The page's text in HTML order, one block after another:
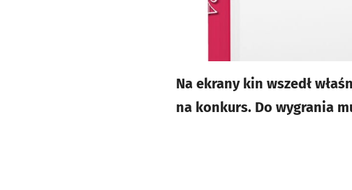
Na ekrany kin wszedł
na konkurs. Do wygrania